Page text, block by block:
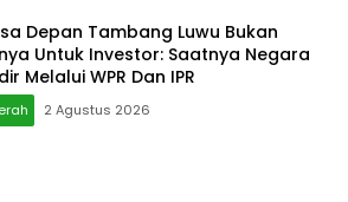
Depan Tambang Luwu Bukan
Untuk Investor: Saatnya Negara
Melalui WPR Dan IPR
2 Agustus 2026